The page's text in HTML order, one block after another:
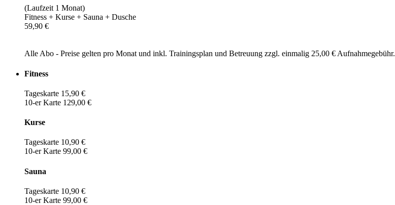
(Laufzeit 1 Monat)
Fitness + Kurse + Sauna + Dusche
59,90 €
Alle Abo - Preise gelten pro Monat und inkl. Trainingsplan und Betreuung zzgl. einmalig 25,00 € Aufnahmegebühr.
Fitness
Tageskarte 15,90 €
10-er Karte 129,00 €
Kurse
Tageskarte 10,90 €
10-er Karte 99,00 €
Sauna
Tageskarte 10,90 €
10-er Karte 99,00 €